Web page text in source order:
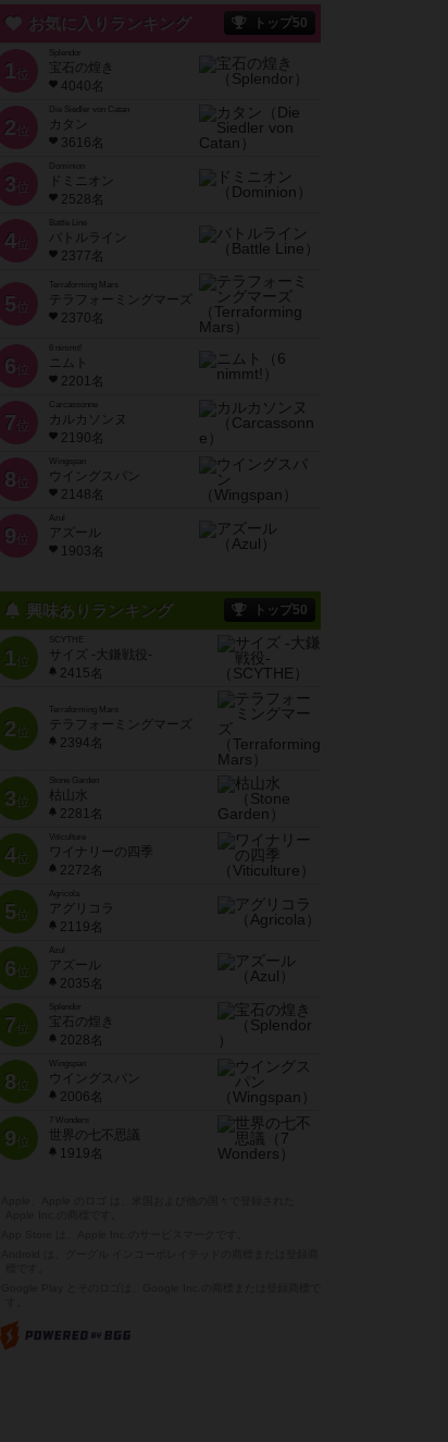
お気に入りランキング トップ50
1 位
宝石の煌き
4040名
2 位
Die Siedler von Catan
カタン
3616名
3 位
ドミニオン
2528名
4位
Battle Line
バトルライン
2377名
5 位
Terraforming Mars
テラフォーミングマーズ
2370名
6 位
ニムト
2201名
7 位
Carcassonne
カルカソンヌ
2190名
8 位
Wingspan
ウイングスパン
2148名
9 位
Azul
アズール
1903名
興味ありランキング トップ50
1位
SCYTHE
サイズ -大鎌戦役-
2415名
2位
Terraforming Mars
テラフォーミングマーズ
2394名
3位
Stone Garden
枯山水
2281名
4位
Viticulture
ワイナリーの四季
2272名
5位
Agricola
アグリコラ
2119名
6位
Azul
アズール
2035名
7位
宝石の煌き
2028名
8位
Wingspan
ウイングスパン
2006名
9位
7 Wonders
世界の七不思議
1919名